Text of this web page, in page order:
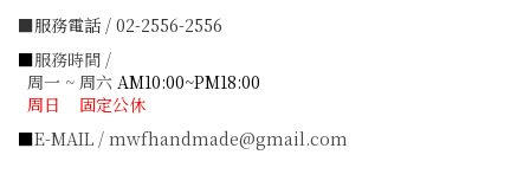
■服務電話 / 02-2556-2556
■服務時間 /
周一 ~ 周六 AM10:00~PM18:00
周日 固定公休
■E-MAIL / mwfhandmade@gmail.com